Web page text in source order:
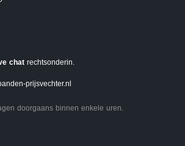
chat rechtsonderin.
prijsvechter.nl
doorgaans binnen enkele uren.